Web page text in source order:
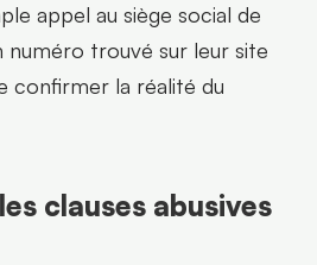
appel au siège social de
numéro trouvé sur leur site
confirmer la réalité du
clauses abusives